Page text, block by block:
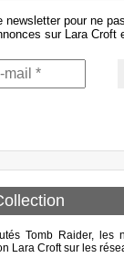
newsletter pour ne
sur Lara Croft
Tomb Raider, les
Lara Croft sur les